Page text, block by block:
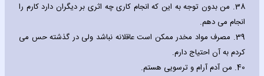
38. من بدون توجه به این که انجام کاری چه اثری بر دیگران دارد کارم را
انجام می دهم.
39. مصرف مواد مخدر ممکن است عاقلانه نباشد ولی در گذشته حس می
کردم به آن احتیاج دارم.
40. من آدم آرام و ترسویی هستم.